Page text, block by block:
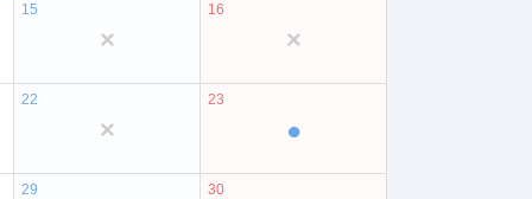
15
×
16
×
22
×
23
●
29 30